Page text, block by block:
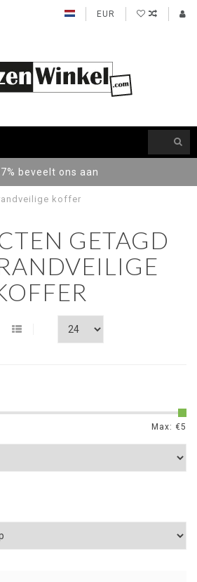
EUR
beveelt ons aan
koffer
GETAGD
Max: €5